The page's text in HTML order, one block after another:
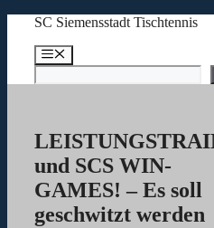
springen
SC Siemensstadt Tischtennis
Menü
Suchen
und SCS WIN-
GAMES! – Es soll
geschwitzt werden